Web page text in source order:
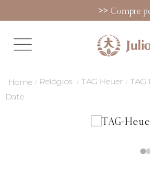
>>Compre
Relógios TAG Heuer TAG
Date